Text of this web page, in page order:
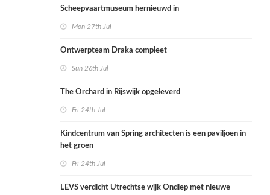
Scheepvaartmuseum hernieuwd in
Mon 27th Jul
Ontwerpteam Draka compleet
Sun 26th Jul
The Orchard in Rijswijk opgeleverd
Fri 24th Jul
Kindcentrum van Spring architecten is een paviljoen in
het groen
Fri 24th Jul
LEVS verdicht Utrechtse wijk Ondiep met nieuwe